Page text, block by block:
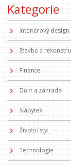
Kategorie
Interiérový design
Stavba a
Finance
Dům a zahrada
Nábytek
Životní styl
Technologie